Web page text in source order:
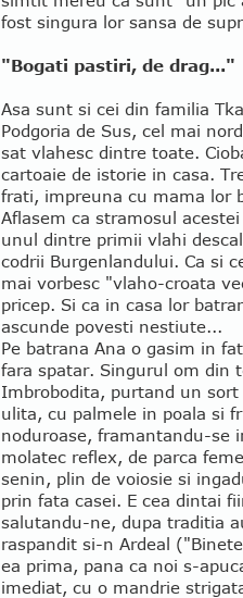
fost singura lor sansa de
"Bogati pastiri, de drag..."
Asa sunt si cei din familia
Podgoria de Sus, cel mai
sat vlahesc dintre toate.
cartoaie de istorie in casa.
frati, impreuna cu mama lor
Aflasem ca stramosul
unul dintre primii vlahi
codrii Burgenlandului. Ca si
mai vorbesc "vlaho-croata
pricep. Si ca in casa lor
ascunde povesti nestiute...
Pe batrana Ana o gasim in
fara spatar. Singurul om din
Imbrobodita, purtand un
ulita, cu palmele in poala si
noduroase, framantandu-se
molatec reflex, de parca
senin, plin de voiosie si
prin fata casei. E cea dintai
salutandu-ne, dupa traditia
raspandit si-n Ardeal
ea prima, pana ca noi s-
imediat, cu o mandrie